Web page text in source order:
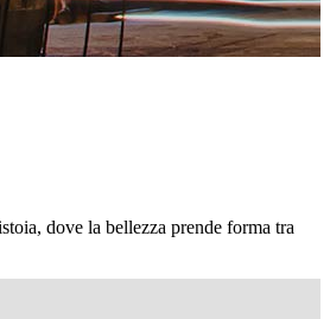
dove la bellezza prende forma tra